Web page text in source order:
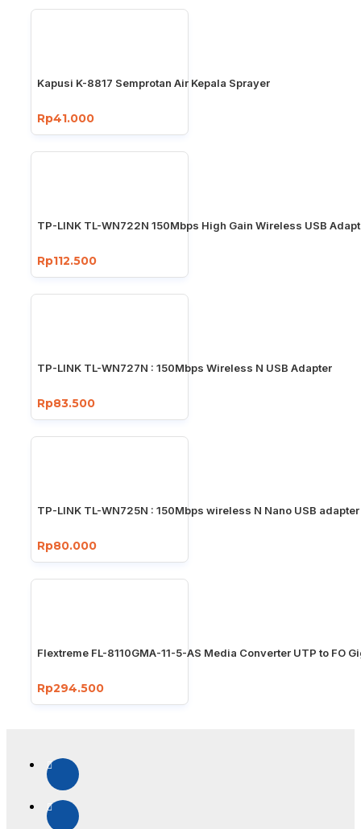
Kapusi K-8817 Semprotan Air Kepala Sprayer
Rp41.000
TP-LINK TL-WN722N 150Mbps High Gain Wireless USB
Rp112.500
TP-LINK TL-WN727N : 150Mbps Wireless N USB Adapter
Rp83.500
TP-LINK TL-WN725N : 150Mbps wireless N Nano USB adapter
Rp80.000
Flextreme FL-8110GMA-11-5-AS Media Converter UTP to FO
Rp294.500